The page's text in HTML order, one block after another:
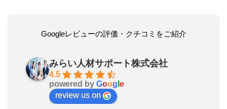
Googleレビューの評価・クチコミをご紹介
みらい人材サポート株式会社
4.5
powered by Goog e
review us on